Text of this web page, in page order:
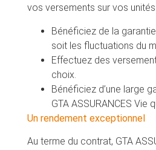
vos versements sur vos
Bénéficiez de la
soit les fluctuations du
Effectuez des
choix.
Bénéficiez d’une large
GTA ASSURANCES Vie
Un rendement exceptionnel
Au terme du contrat, GTA